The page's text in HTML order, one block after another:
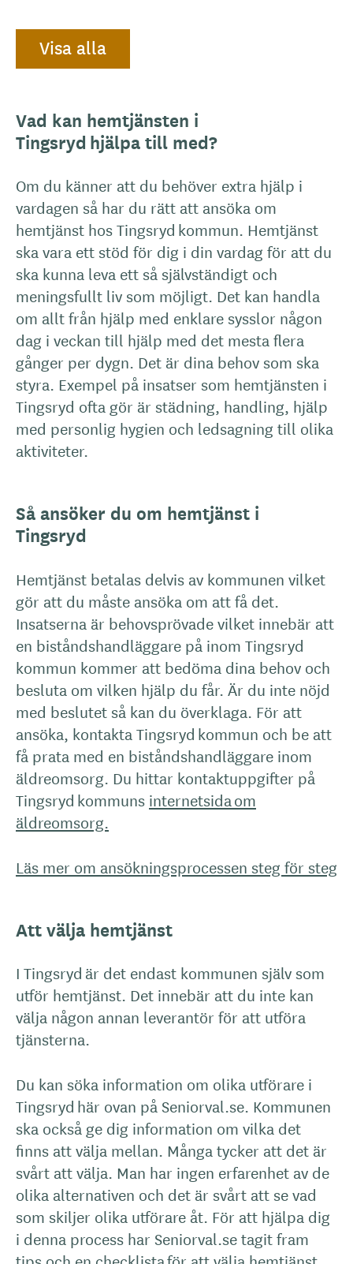
Visa alla
Vad kan hemtjänsten i
Tingsryd hjälpa till med?
Om du känner att du behöver extra hjälp i
vardagen så har du rätt att ansöka om
hemtjänst hos Tingsryd kommun. Hemtjänst
ska vara ett stöd för dig i din vardag för att du
ska kunna leva ett så självständigt och
meningsfullt liv som möjligt. Det kan handla
om allt från hjälp med enklare sysslor någon
dag i veckan till hjälp med det mesta flera
gånger per dygn. Det är dina behov som ska
styra. Exempel på insatser som hemtjänsten i
Tingsryd ofta gör är städning, handling, hjälp
med personlig hygien och ledsagning till olika
aktiviteter.
Så ansöker du om hemtjänst i
Tingsryd
Hemtjänst betalas delvis av kommunen vilket
gör att du måste ansöka om att få det.
Insatserna är behovsprövade vilket innebär att
en biståndshandläggare på inom Tingsryd
kommun kommer att bedöma dina behov och
besluta om vilken hjälp du får. Är du inte nöjd
med beslutet så kan du överklaga. För att
ansöka, kontakta Tingsryd kommun och be att
få prata med en biståndshandläggare inom
äldreomsorg. Du hittar kontaktuppgifter på
Tingsryd kommuns internetsida om
äldreomsorg.
Läs mer om ansökningsprocessen steg för steg
Att välja hemtjänst
I Tingsryd är det endast kommunen själv som
utför hemtjänst. Det innebär att du inte kan
välja någon annan leverantör för att utföra
tjänsterna.
Du kan söka information om olika utförare i
Tingsryd här ovan på Seniorval.se. Kommunen
ska också ge dig information om vilka det
finns att välja mellan. Många tycker att det är
svårt att välja. Man har ingen erfarenhet av de
olika alternativen och det är svårt att se vad
som skiljer olika utförare åt. För att hjälpa dig
i denna process har Seniorval.se tagit fram